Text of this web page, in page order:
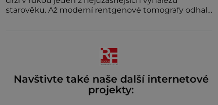
starověku. Až moderní rentgenové tomografy odhalí
ani po více než sto letech výzkumu
Navštivte také naše další internetové
projekty: